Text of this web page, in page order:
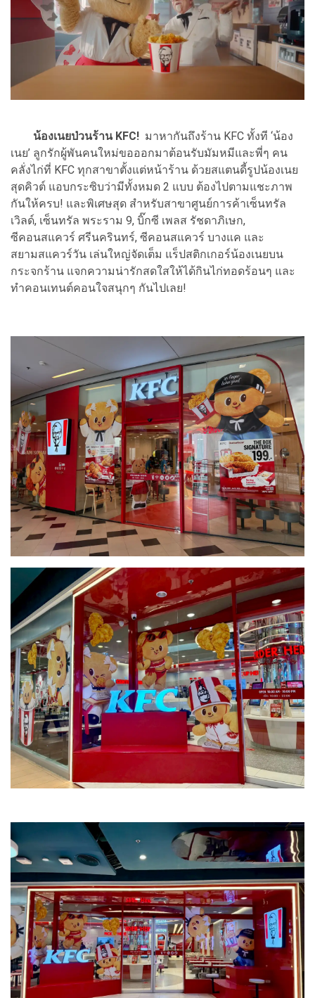
น้องเนยป่วนร้าน KFC! มาหากันถึงร้าน KFC ทั้งที ‘น้อง
เนย’ ลูกรักผู้พันคนใหม่ขอออกมาต้อนรับมัมหมีและพี่ๆ คน
คลั่งไก่ที่ KFC ทุกสาขาตั้งแต่หน้าร้าน ด้วยสแตนดี้รูปน้องเนย
สุดคิวต์ แอบกระซิบว่ามีทั้งหมด 2 แบบ ต้องไปตามแชะภาพ
กันให้ครบ! และพิเศษสุด สำหรับสาขาศูนย์การค้าเซ็นทรัล
เวิลด์, เซ็นทรัล พระราม 9, บิ๊กซี เพลส รัชดาภิเษก,
ซีคอนสแควร์ ศรีนครินทร์, ซีคอนสแควร์ บางแค และ
สยามสแควร์วัน เล่นใหญ่จัดเต็ม แร็ปสติกเกอร์น้องเนยบน
กระจกร้าน แจกความน่ารักสดใสให้ได้กินไก่ทอดร้อนๆ และ
ทำคอนเทนต์คอนใจสนุกๆ กันไปเลย!